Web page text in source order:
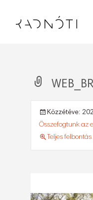
Közzétéve:
Összefogtunk az
Teljes